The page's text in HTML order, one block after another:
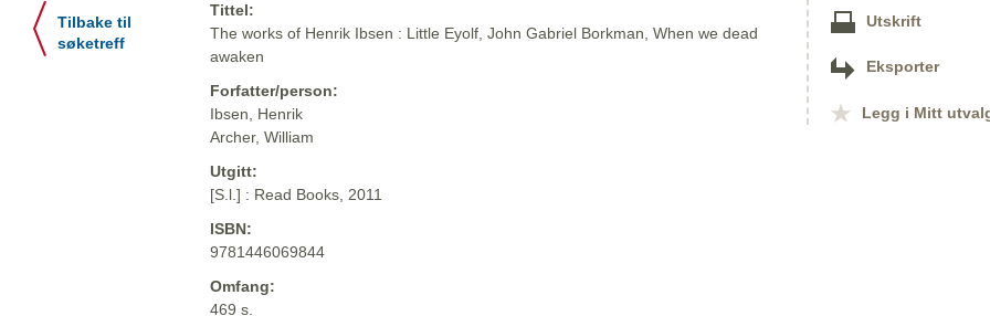
Tilbake til
søketreff
Tittel:
The works of Henrik Ibsen : Little Eyolf, John Gabriel Borkman, When we dead
awaken
Forfatter/person:
Ibsen, Henrik
Archer, William
Utgitt:
[S.l.] : Read Books, 2011
ISBN:
9781446069844
Omfang:
469 s.
Utskrift
Eksporter
Legg i Mitt